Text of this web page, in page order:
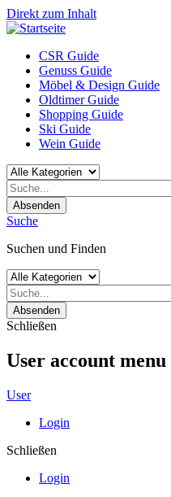
Direkt zum Inhalt
CSR Guide
Genuss Guide
Möbel & Design Guide
Oldtimer Guide
Shopping Guide
Ski Guide
Wein Guide
Absenden
Suche
Suchen und Finden
Absenden
Schließen
User account
User
Login
Schließen
Login